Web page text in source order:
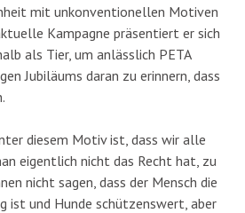
mit unkonventionellen Motiven
Kampagne präsentiert er sich
als Tier, um anlässlich PETA
Jubiläums daran zu erinnern, dass
diesem Motiv ist, dass wir alle
eigentlich nicht das Recht hat, zu
nicht sagen, dass der Mensch die
ist und Hunde schützenswert, aber